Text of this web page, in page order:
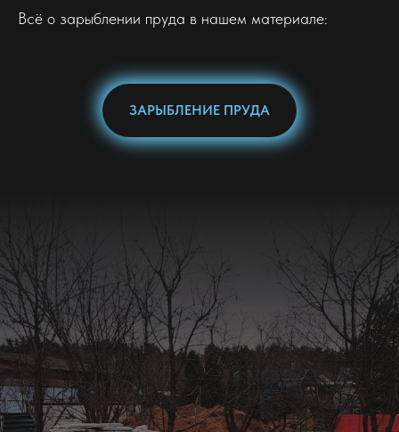
Всё о зарыблении пруда в нашем материале:
ЗАРЫБЛЕНИЕ ПРУДА